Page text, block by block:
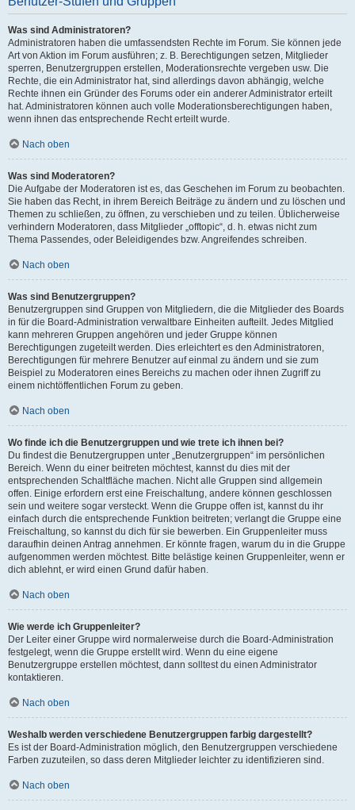
Was sind Administratoren?
Administratoren haben die umfassendsten Rechte im Forum. Sie können jede
Art von Aktion im Forum ausführen; z. B. Berechtigungen setzen, Mitglieder
sperren, Benutzergruppen erstellen, Moderationsrechte vergeben usw. Die
Rechte, die ein Administrator hat, sind allerdings davon abhängig, welche
Rechte ihnen ein Gründer des Forums oder ein anderer Administrator erteilt
hat. Administratoren können auch volle Moderationsberechtigungen haben,
wenn ihnen das entsprechende Recht erteilt wurde.
Nach oben
Was sind Moderatoren?
Die Aufgabe der Moderatoren ist es, das Geschehen im Forum zu beobachten.
Sie haben das Recht, in ihrem Bereich Beiträge zu ändern und zu löschen und
Themen zu schließen, zu öffnen, zu verschieben und zu teilen. Üblicherweise
verhindern Moderatoren, dass Mitglieder „offtopic“, d. h. etwas nicht zum
Thema Passendes, oder Beleidigendes bzw. Angreifendes schreiben.
Nach oben
Was sind Benutzergruppen?
Benutzergruppen sind Gruppen von Mitgliedern, die die Mitglieder des Boards
in für die Board-Administration verwaltbare Einheiten aufteilt. Jedes Mitglied
kann mehreren Gruppen angehören und jeder Gruppe können
Berechtigungen zugeteilt werden. Dies erleichtert es den Administratoren,
Berechtigungen für mehrere Benutzer auf einmal zu ändern und sie zum
Beispiel zu Moderatoren eines Bereichs zu machen oder ihnen Zugriff zu
einem nichtöffentlichen Forum zu geben.
Nach oben
Wo finde ich die Benutzergruppen und wie trete ich ihnen bei?
Du findest die Benutzergruppen unter „Benutzergruppen“ im persönlichen
Bereich. Wenn du einer beitreten möchtest, kannst du dies mit der
entsprechenden Schaltfläche machen. Nicht alle Gruppen sind allgemein
offen. Einige erfordern erst eine Freischaltung, andere können geschlossen
sein und weitere sogar versteckt. Wenn die Gruppe offen ist, kannst du ihr
einfach durch die entsprechende Funktion beitreten; verlangt die Gruppe eine
Freischaltung, so kannst du dich für sie bewerben. Ein Gruppenleiter muss
daraufhin deinen Antrag annehmen. Er könnte fragen, warum du in die Gruppe
aufgenommen werden möchtest. Bitte belästige keinen Gruppenleiter, wenn er
dich ablehnt, er wird einen Grund dafür haben.
Nach oben
Wie werde ich Gruppenleiter?
Der Leiter einer Gruppe wird normalerweise durch die Board-Administration
festgelegt, wenn die Gruppe erstellt wird. Wenn du eine eigene
Benutzergruppe erstellen möchtest, dann solltest du einen Administrator
kontaktieren.
Nach oben
Weshalb werden verschiedene Benutzergruppen farbig dargestellt?
Es ist der Board-Administration möglich, den Benutzergruppen verschiedene
Farben zuzuteilen, so dass deren Mitglieder leichter zu identifizieren sind.
Nach oben